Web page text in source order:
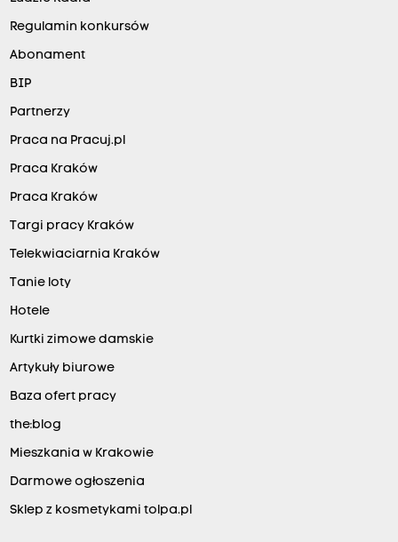
Regulamin konkursów
Abonament
BIP
Partnerzy
Praca na Pracuj.pl
Praca Kraków
Praca Kraków
Targi pracy Kraków
Telekwiaciarnia Kraków
Tanie loty
Hotele
Kurtki zimowe damskie
Artykuły biurowe
Baza ofert pracy
the:blog
Mieszkania w Krakowie
Darmowe ogłoszenia
Sklep z kosmetykami tolpa.pl